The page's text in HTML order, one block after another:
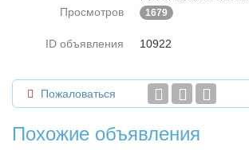
Просмотров
1679
ID объявления 10922
Пожаловаться
Похожие объявления